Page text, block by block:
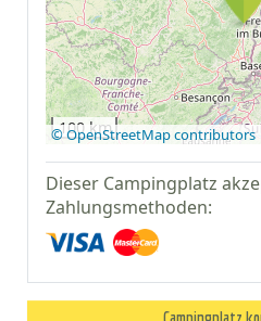
Auf
100 km
© OpenStreetMap contributors
Dieser Campingplatz
Zahlungsmethoden: